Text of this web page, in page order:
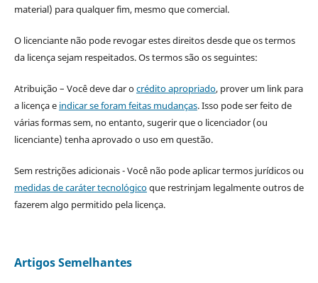
material) para qualquer fim, mesmo que comercial.
O licenciante não pode revogar estes direitos desde que os termos
da licença sejam respeitados. Os termos são os seguintes:
Atribuição – Você deve dar ocrédito apropriado, prover um link para
a licença e indicar se foram feitas mudanças. Isso pode ser feito de
várias formas sem, no entanto, sugerir que o licenciador (ou
licenciante) tenha aprovado o uso em questão.
Sem restrições adicionais - Você não pode aplicar termos jurídicos ou
medidas de caráter tecnológicoque restrinjam legalmente outros de
fazerem algo permitido pela licença.
Artigos Semelhantes